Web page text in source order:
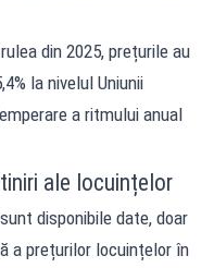
din 2025, prețurile au
la nivelul Uniunii
a ritmului anual
ale locuințelor
disponibile date, doar
a prețurilor locuințelor în